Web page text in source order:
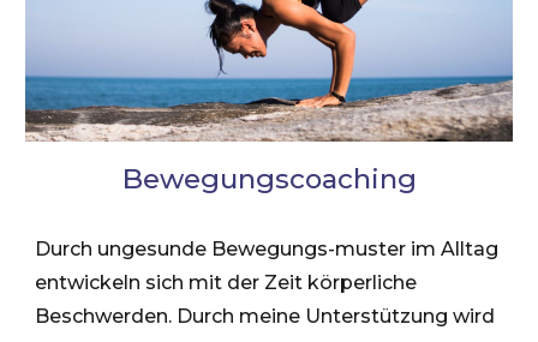
Bewegungscoaching
Durch ungesunde Bewegungs-muster im Alltag
entwickeln sich mit der Zeit körperliche
Beschwerden. Durch meine Unterstützung wird